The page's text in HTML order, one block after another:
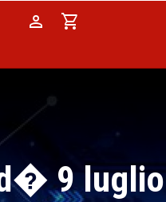
person shopping_cart
9 luglio